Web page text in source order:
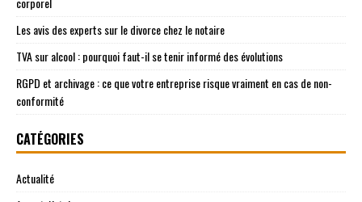
Les avis des experts sur le divorce chez le notaire
TVA sur alcool : pourquoi faut-il se tenir informé des évolutions
RGPD et archivage : ce que votre entreprise risque vraiment en cas de non-
conformité
CATÉGORIES
Actualité